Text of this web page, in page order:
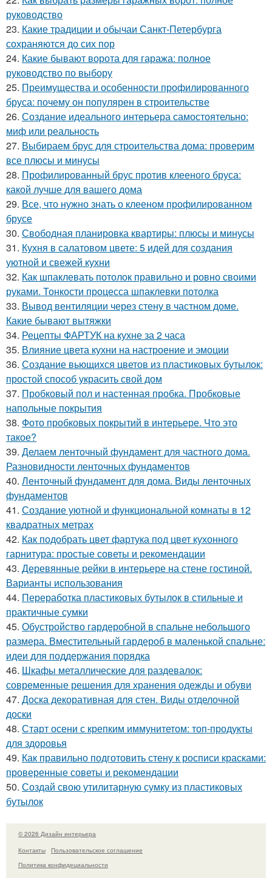
руководство
23. Какие традиции и обычаи Санкт-Петербурга
сохраняются до сих пор
24. Какие бывают ворота для гаража: полное
руководство по выбору
25. Преимущества и особенности профилированного
бруса: почему он популярен в строительстве
26. Создание идеального интерьера самостоятельно:
миф или реальность
27. Выбираем брус для строительства дома: проверим
все плюсы и минусы
28. Профилированный брус против клееного бруса:
какой лучше для вашего дома
29. Все, что нужно знать о клееном профилированном
брусе
30. Свободная планировка квартиры: плюсы и минусы
31. Кухня в салатовом цвете: 5 идей для создания
уютной и свежей кухни
32. Как шпаклевать потолок правильно и ровно своими
руками. Тонкости процесса шпаклевки потолка
33. Вывод вентиляции через стену в частном доме.
Какие бывают вытяжки
34. Рецепты ФАРТУК на кухне за 2 часа
35. Влияние цвета кухни на настроение и эмоции
36. Создание вьющихся цветов из пластиковых бутылок:
простой способ украсить свой дом
37. Пробковый пол и настенная пробка. Пробковые
напольные покрытия
38. Фото пробковых покрытий в интерьере. Что это
такое?
39. Делаем ленточный фундамент для частного дома.
Разновидности ленточных фундаментов
40. Ленточный фундамент для дома. Виды ленточных
фундаментов
41. Создание уютной и функциональной комнаты в 12
квадратных метрах
42. Как подобрать цвет фартука под цвет кухонного
гарнитура: простые советы и рекомендации
43. Деревянные рейки в интерьере на стене гостиной.
Варианты использования
44. Переработка пластиковых бутылок в стильные и
практичные сумки
45. Обустройство гардеробной в спальне небольшого
размера. Вместительный гардероб в маленькой спальне:
идеи для поддержания порядка
46. Шкафы металлические для раздевалок:
современные решения для хранения одежды и обуви
47. Доска декоративная для стен. Виды отделочной
доски
48. Старт осени с крепким иммунитетом: топ-продукты
для здоровья
49. Как правильно подготовить стену к росписи красками:
проверенные советы и рекомендации
50. Создай свою утилитарную сумку из пластиковых
бутылок
© 2026 Дизайн интерьера
Контакты
Пользовательское соглашение
Политика конфидециальности